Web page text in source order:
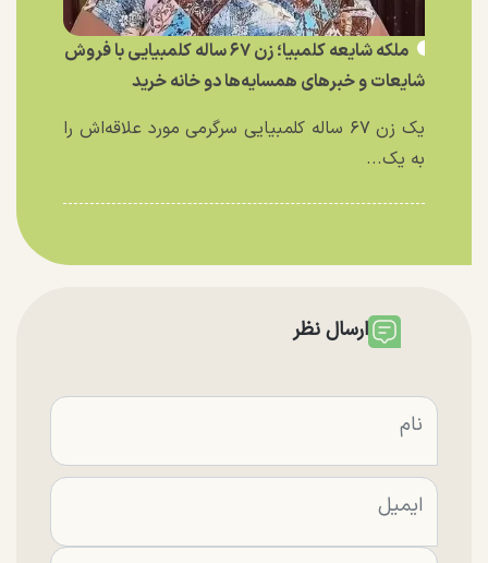
ملکه شایعه کلمبیا؛ زن ۶۷ ساله کلمبیایی با فروش
شایعات و خبر‌های همسایه‌ها دو خانه خرید
یک زن ۶۷ ساله کلمبیایی سرگرمی مورد علاقه‌اش را
به یک...
ارسال نظر